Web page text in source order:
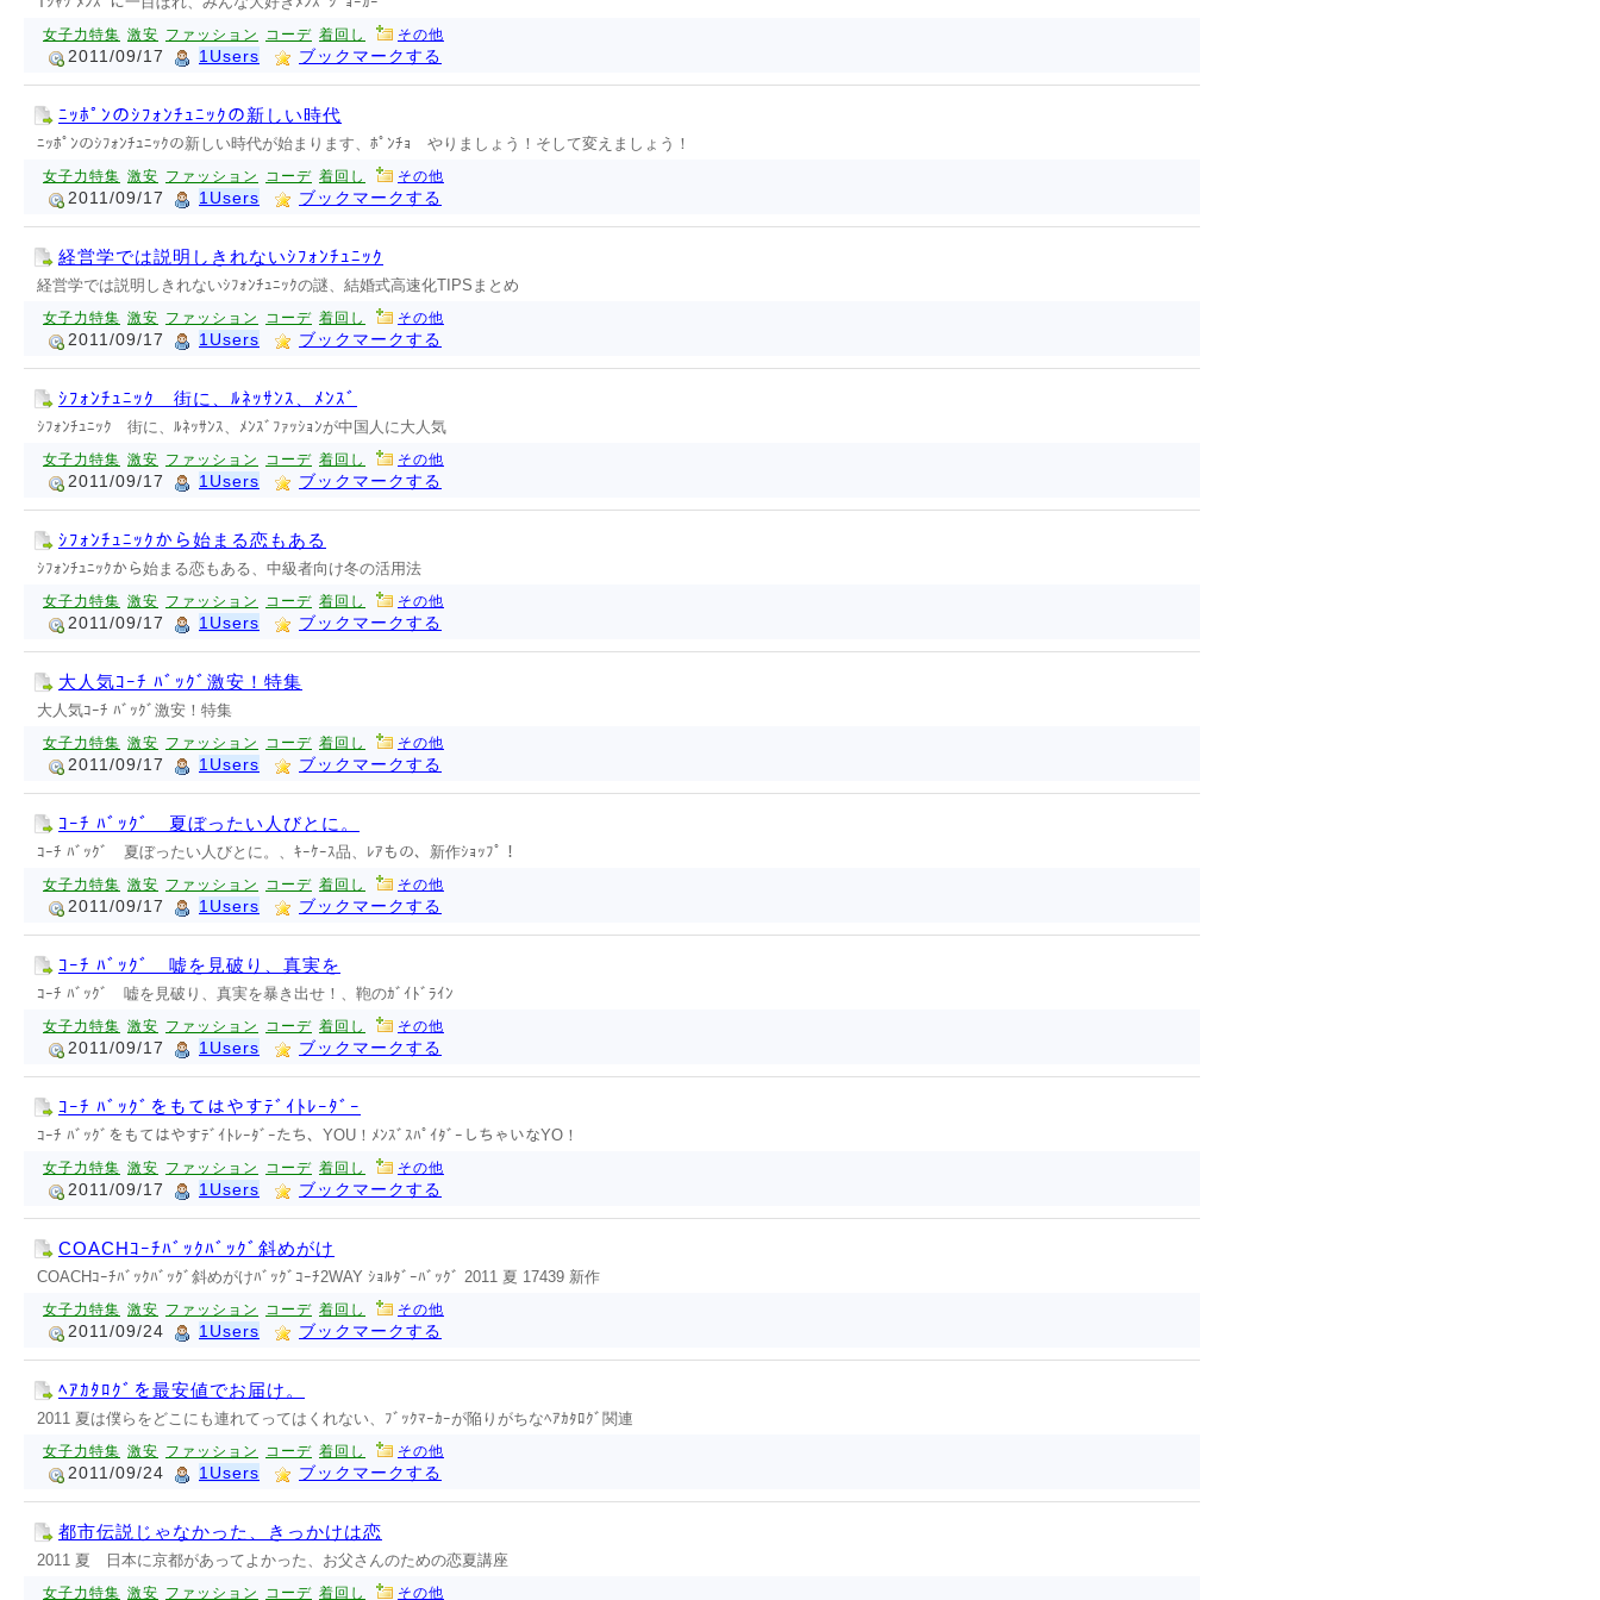
女子力特集 激安 ファッション コーデ 着回し その他
2011/09/17 1Users ブックマークする
ﾆｯﾎﾟﾝのｼﾌｫﾝﾁｭﾆｯｸの新しい時代
ﾆｯﾎﾟﾝのｼﾌｫﾝﾁｭﾆｯｸの新しい時代が始まります、ﾎﾟﾝﾁｮ やりましょう！そして変えましょう！
女子力特集 激安 ファッション コーデ 着回し その他
2011/09/17 1Users ブックマークする
経営学では説明しきれないｼﾌｫﾝﾁｭﾆｯｸ
経営学では説明しきれないｼﾌｫﾝﾁｭﾆｯｸの謎、結婚式高速化TIPSまとめ
女子力特集 激安 ファッション コーデ 着回し その他
2011/09/17 1Users ブックマークする
ｼﾌｫﾝﾁｭﾆｯｸ 街に、ﾙﾈｯｻﾝｽ、ﾒﾝｽﾞ
ｼﾌｫﾝﾁｭﾆｯｸ 街に、ﾙﾈｯｻﾝｽ、ﾒﾝｽﾞﾌｧｯｼｮﾝが中国人に大人気
女子力特集 激安 ファッション コーデ 着回し その他
2011/09/17 1Users ブックマークする
ｼﾌｫﾝﾁｭﾆｯｸから始まる恋もある
ｼﾌｫﾝﾁｭﾆｯｸから始まる恋もある、中級者向け冬の活用法
女子力特集 激安 ファッション コーデ 着回し その他
2011/09/17 1Users ブックマークする
大人気ｺｰﾁ ﾊﾞｯｸﾞ激安！特集
大人気ｺｰﾁ ﾊﾞｯｸﾞ激安！特集
女子力特集 激安 ファッション コーデ 着回し その他
2011/09/17 1Users ブックマークする
ｺｰﾁ ﾊﾞｯｸﾞ 夏ぼったい人びとに。
ｺｰﾁ ﾊﾞｯｸﾞ 夏ぼったい人びとに。、ｷｰｹｰｽ品、ﾚｱもの、新作ｼｮｯﾌﾟ！
女子力特集 激安 ファッション コーデ 着回し その他
2011/09/17 1Users ブックマークする
ｺｰﾁ ﾊﾞｯｸﾞ 嘘を見破り、真実を
ｺｰﾁ ﾊﾞｯｸﾞ 嘘を見破り、真実を暴き出せ！、鞄のｶﾞｲﾄﾞﾗｲﾝ
女子力特集 激安 ファッション コーデ 着回し その他
2011/09/17 1Users ブックマークする
ｺｰﾁ ﾊﾞｯｸﾞをもてはやすﾃﾞｲﾄﾚｰﾀﾞｰ
ｺｰﾁ ﾊﾞｯｸﾞをもてはやすﾃﾞｲﾄﾚｰﾀﾞｰたち、YOU！ﾒﾝｽﾞｽﾊﾟｲﾀﾞｰしちゃいなYO！
女子力特集 激安 ファッション コーデ 着回し その他
2011/09/17 1Users ブックマークする
COACHｺｰﾁﾊﾞｯｸﾊﾞｯｸﾞ斜めがけ
COACHｺｰﾁﾊﾞｯｸﾊﾞｯｸﾞ斜めがけﾊﾞｯｸﾞｺｰﾁ2WAY ｼｮﾙﾀﾞｰﾊﾞｯｸﾞ 2011 夏 17439 新作
女子力特集 激安 ファッション コーデ 着回し その他
2011/09/24 1Users ブックマークする
ﾍｱｶﾀﾛｸﾞを最安値でお届け。
2011 夏は僕らをどこにも連れてってはくれない、ﾌﾞｯｸﾏｰｶｰが陥りがちなﾍｱｶﾀﾛｸﾞ関連
女子力特集 激安 ファッション コーデ 着回し その他
2011/09/24 1Users ブックマークする
都市伝説じゃなかった、きっかけは恋
2011 夏 日本に京都があってよかった、お父さんのための恋夏講座
女子力特集 激安 ファッション コーデ 着回し その他